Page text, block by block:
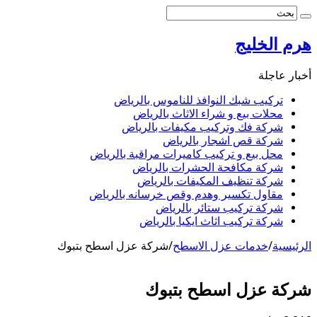
هرم الخليج
أخبار عاجلة
تركيب شبك النوافذ للناموس بالرياض
محلات بيع و شراء الاثاث بالرياض
شركة فك وتركيب مكيفات بالرياض
شركة قص اشجار بالرياض
محل بيع و تركيب كاميرات مراقبة بالرياض
شركة مكافحة الحشرات بالرياض
شركة تنظيف المكيفات بالرياض
مقاول تكسير وهدم وقص خرسانه بالرياض
شركة تركيب ستائر بالرياض
شركة تركيب اثاث ايكيا بالرياض
الرئيسية/خدمات عزل الاسطح/شركة عزل اسطح بتبوك
شركة عزل اسطح بتبوك